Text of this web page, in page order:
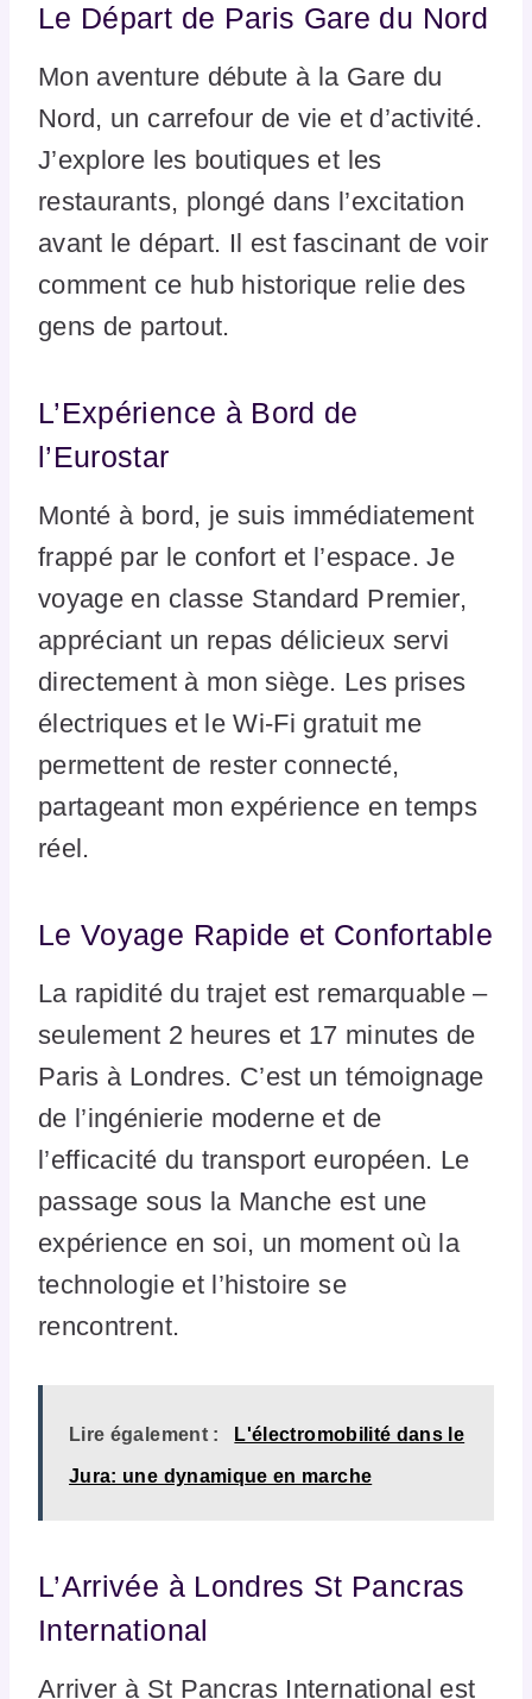
Le Départ de Paris Gare du Nord
Mon aventure débute à la Gare du
Nord, un carrefour de vie et d’activité.
J’explore les boutiques et les
restaurants, plongé dans l’excitation
avant le départ. Il est fascinant de voir
comment ce hub historique relie des
gens de partout.
L’Expérience à Bord de
l’Eurostar
Monté à bord, je suis immédiatement
frappé par le confort et l’espace. Je
voyage en classe Standard Premier,
appréciant un repas délicieux servi
directement à mon siège. Les prises
électriques et le Wi-Fi gratuit me
permettent de rester connecté,
partageant mon expérience en temps
réel.
Le Voyage Rapide et Confortable
La rapidité du trajet est remarquable –
seulement 2 heures et 17 minutes de
Paris à Londres. C’est un témoignage
de l’ingénierie moderne et de
l’efficacité du transport européen. Le
passage sous la Manche est une
expérience en soi, un moment où la
technologie et l’histoire se
rencontrent.
Lire également : L'électromobilité dans le
Jura: une dynamique en marche
L’Arrivée à Londres St Pancras
International
Arriver à St Pancras International est